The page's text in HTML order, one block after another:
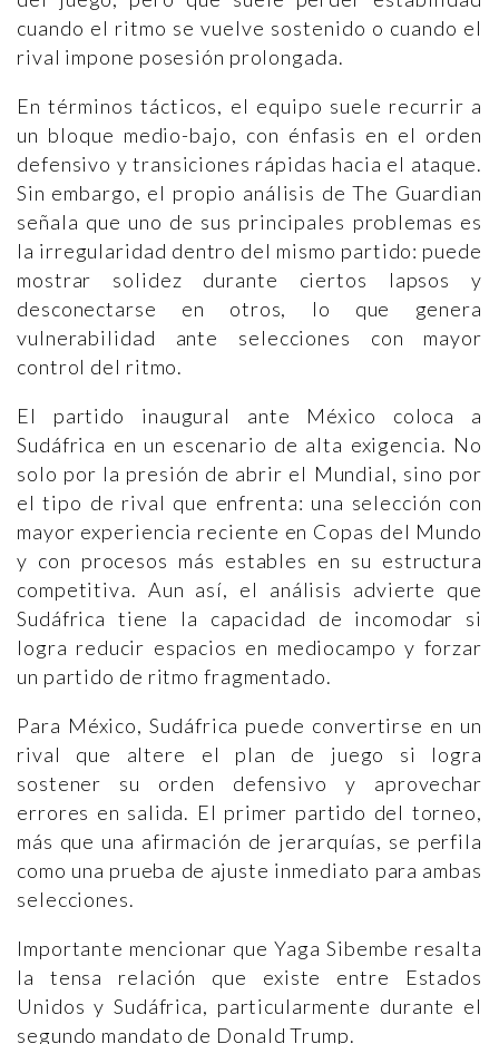
cuando el ritmo se vuelve sostenido o cuando el
rival impone posesión prolongada.
En términos tácticos, el equipo suele recurrir a
un bloque medio-bajo, con énfasis en el orden
defensivo y transiciones rápidas hacia el ataque.
Sin embargo, el propio análisis de The Guardian
señala que uno de sus principales problemas es
la irregularidad dentro del mismo partido: puede
mostrar solidez durante ciertos lapsos y
desconectarse en otros, lo que genera
vulnerabilidad ante selecciones con mayor
control del ritmo.
El partido inaugural ante México coloca a
Sudáfrica en un escenario de alta exigencia. No
solo por la presión de abrir el Mundial, sino por
el tipo de rival que enfrenta: una selección con
mayor experiencia reciente en Copas del Mundo
y con procesos más estables en su estructura
competitiva. Aun así, el análisis advierte que
Sudáfrica tiene la capacidad de incomodar si
logra reducir espacios en mediocampo y forzar
un partido de ritmo fragmentado.
Para México, Sudáfrica puede convertirse en un
rival que altere el plan de juego si logra
sostener su orden defensivo y aprovechar
errores en salida. El primer partido del torneo,
más que una afirmación de jerarquías, se perfila
como una prueba de ajuste inmediato para ambas
selecciones.
Importante mencionar que Yaga Sibembe resalta
la tensa relación que existe entre Estados
Unidos y Sudáfrica, particularmente durante el
segundo mandato de Donald Trump.